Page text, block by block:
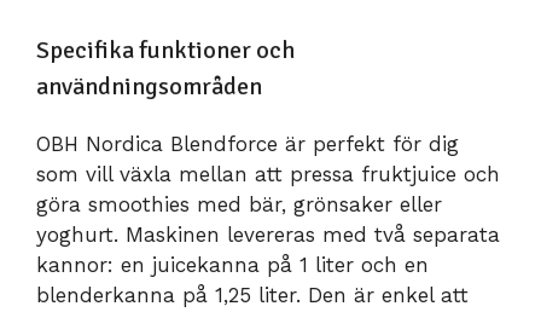
Specifika funktioner och
användningsområden
OBH Nordica Blendforce är perfekt för dig
som vill växla mellan att pressa fruktjuice och
göra smoothies med bär, grönsaker eller
yoghurt. Maskinen levereras med två separata
kannor: en juicekanna på 1 liter och en
blenderkanna på 1,25 liter. Den är enkel att